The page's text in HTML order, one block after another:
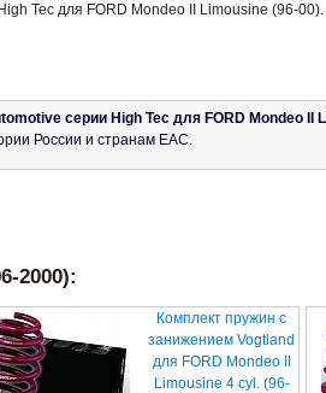
Tec для FORD Mondeo II Limousine (96-00).
серии High Tec для FORD Mondeo II
России и странам ЕАС.
2000):
Комплект пружин с
занижением Vogtland
для FORD Mondeo II
Limousine 4 cyl. (96-